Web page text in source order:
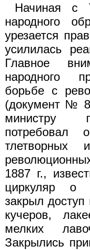
Начиная с
народного
урезается
усилилась
Главное
народного
борьбе с
(документ №
министру
потребовал
1887 г.,
циркуляр о
закрыл доступ
кучеров,
мелких
Закрылись